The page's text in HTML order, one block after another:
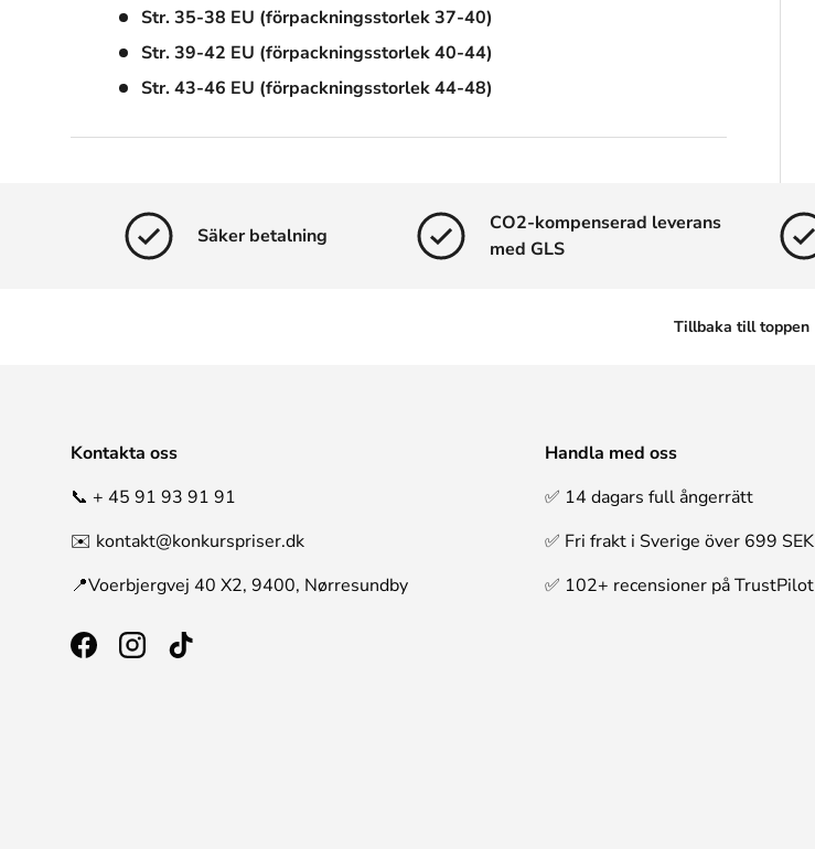
Str. 35-38 EU (förpackningsstorlek 37-40)
Str. 39-42 EU (förpackningsstorlek 40-44)
Str. 43-46 EU (förpackningsstorlek 44-48)
Säker betalning
CO2-kompenserad leverans
med GLS
Tillbaka till toppen
Kontakta oss
📞 + 45 91 93 91 91
✉️ kontakt@konkurspriser.dk
📍Voerbjergvej 40 X2, 9400, Nørresundby
FacebookInstagramTikTok
Handla med oss
✅ 14 dagars full ångerrätt
✅ Fri frakt i Sverige över 699 SEK
✅ 102+ recensioner på TrustPilot